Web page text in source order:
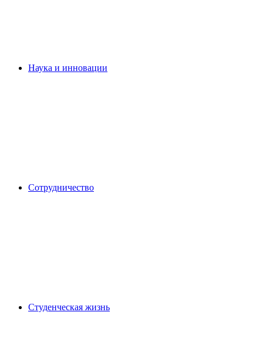
Наука и инновации
Сотрудничество
Студенческая жизнь